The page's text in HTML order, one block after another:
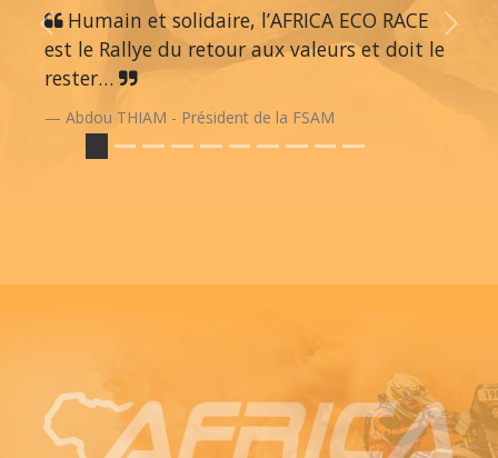
Humain et solidaire, l’AFRICA ECO RACE
est le Rallye du retour aux valeurs et doit le
rester…
Abdou THIAM - Président de la FSAM
Previous Next